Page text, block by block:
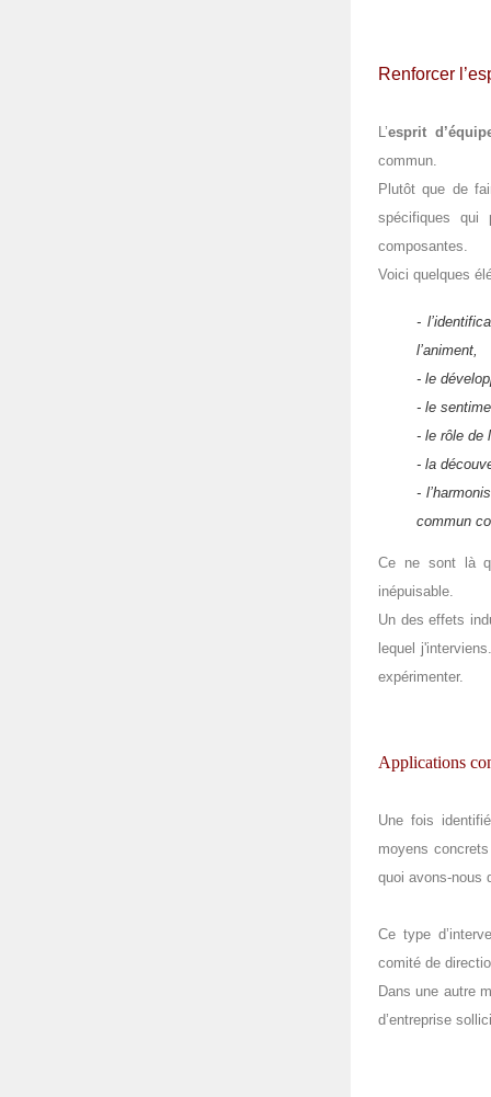
Renforcer
L’esprit
commun.
Plutôt que de
spécifiques qui
composantes.
Voici quelques
-
l’animent,
- le
- le
- le rôle de
- la
-
commun
Ce ne sont là
inépuisable.
Un des effets
lequel
expérimenter.
Applications
Une fois
moyens
quoi avons-nous
Ce type
comité de
Dans une autre
d’entreprise